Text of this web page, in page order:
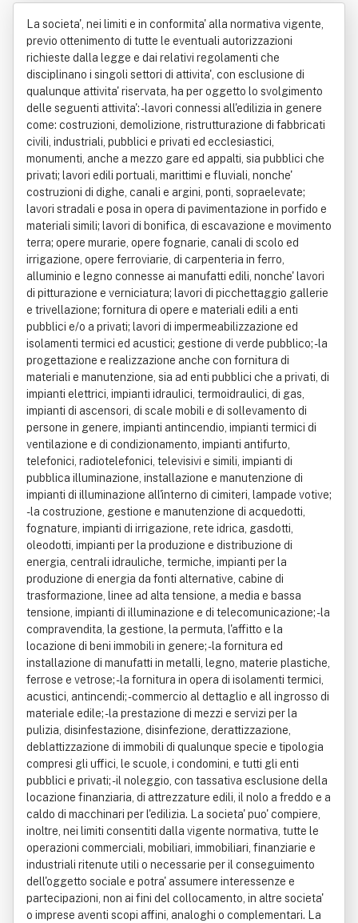
biliare Srl
La societa', nei limiti e in conformita' alla normativa vigente,
previo ottenimento di tutte le eventuali autorizzazioni
richieste dalla legge e dai relativi regolamenti che
disciplinano i singoli settori di attivita', con esclusione di
qualunque attivita' riservata, ha per oggetto lo svolgimento
delle seguenti attivita': - lavori connessi all'edilizia in genere
come: costruzioni, demolizione, ristrutturazione di fabbricati
civili, industriali, pubblici e privati ed ecclesiastici,
monumenti, anche a mezzo gare ed appalti, sia pubblici che
privati; lavori edili portuali, marittimi e fluviali, nonche'
costruzioni di dighe, canali e argini, ponti, sopraelevate;
lavori stradali e posa in opera di pavimentazione in porfido e
materiali simili; lavori di bonifica, di escavazione e movimento
terra; opere murarie, opere fognarie, canali di scolo ed
irrigazione, opere ferroviarie, di carpenteria in ferro,
alluminio e legno connesse ai manufatti edili, nonche' lavori
di pitturazione e verniciatura; lavori di picchettaggio gallerie
e trivellazione; fornitura di opere e materiali edili a enti
pubblici e/o a privati; lavori di impermeabilizzazione ed
isolamenti termici ed acustici; gestione di verde pubblico; - la
progettazione e realizzazione anche con fornitura di
materiali e manutenzione, sia ad enti pubblici che a privati, di
impianti elettrici, impianti idraulici, termoidraulici, di gas,
impianti di ascensori, di scale mobili e di sollevamento di
persone in genere, impianti antincendio, impianti termici di
ventilazione e di condizionamento, impianti antifurto,
telefonici, radiotelefonici, televisivi e simili, impianti di
pubblica illuminazione, installazione e manutenzione di
impianti di illuminazione all'interno di cimiteri, lampade votive;
- la costruzione, gestione e manutenzione di acquedotti,
fognature, impianti di irrigazione, rete idrica, gasdotti,
oleodotti, impianti per la produzione e distribuzione di
energia, centrali idrauliche, termiche, impianti per la
produzione di energia da fonti alternative, cabine di
trasformazione, linee ad alta tensione, a media e bassa
tensione, impianti di illuminazione e di telecomunicazione; - la
compravendita, la gestione, la permuta, l'affitto e la
locazione di beni immobili in genere; - la fornitura ed
installazione di manufatti in metalli, legno, materie plastiche,
ferrose e vetrose; - la fornitura in opera di isolamenti termici,
acustici, antincendi; - commercio al dettaglio e all ingrosso di
materiale edile; - la prestazione di mezzi e servizi per la
pulizia, disinfestazione, disinfezione, derattizzazione,
deblattizzazione di immobili di qualunque specie e tipologia
compresi gli uffici, le scuole, i condomini, e tutti gli enti
pubblici e privati; - il noleggio, con tassativa esclusione della
locazione finanziaria, di attrezzature edili, il nolo a freddo e a
caldo di macchinari per l'edilizia. La societa' puo' compiere,
inoltre, nei limiti consentiti dalla vigente normativa, tutte le
operazioni commerciali, mobiliari, immobiliari, finanziarie e
industriali ritenute utili o necessarie per il conseguimento
dell'oggetto sociale e potra' assumere interessenze e
partecipazioni, non ai fini del collocamento, in altre societa'
o imprese aventi scopi affini, analoghi o complementari. La